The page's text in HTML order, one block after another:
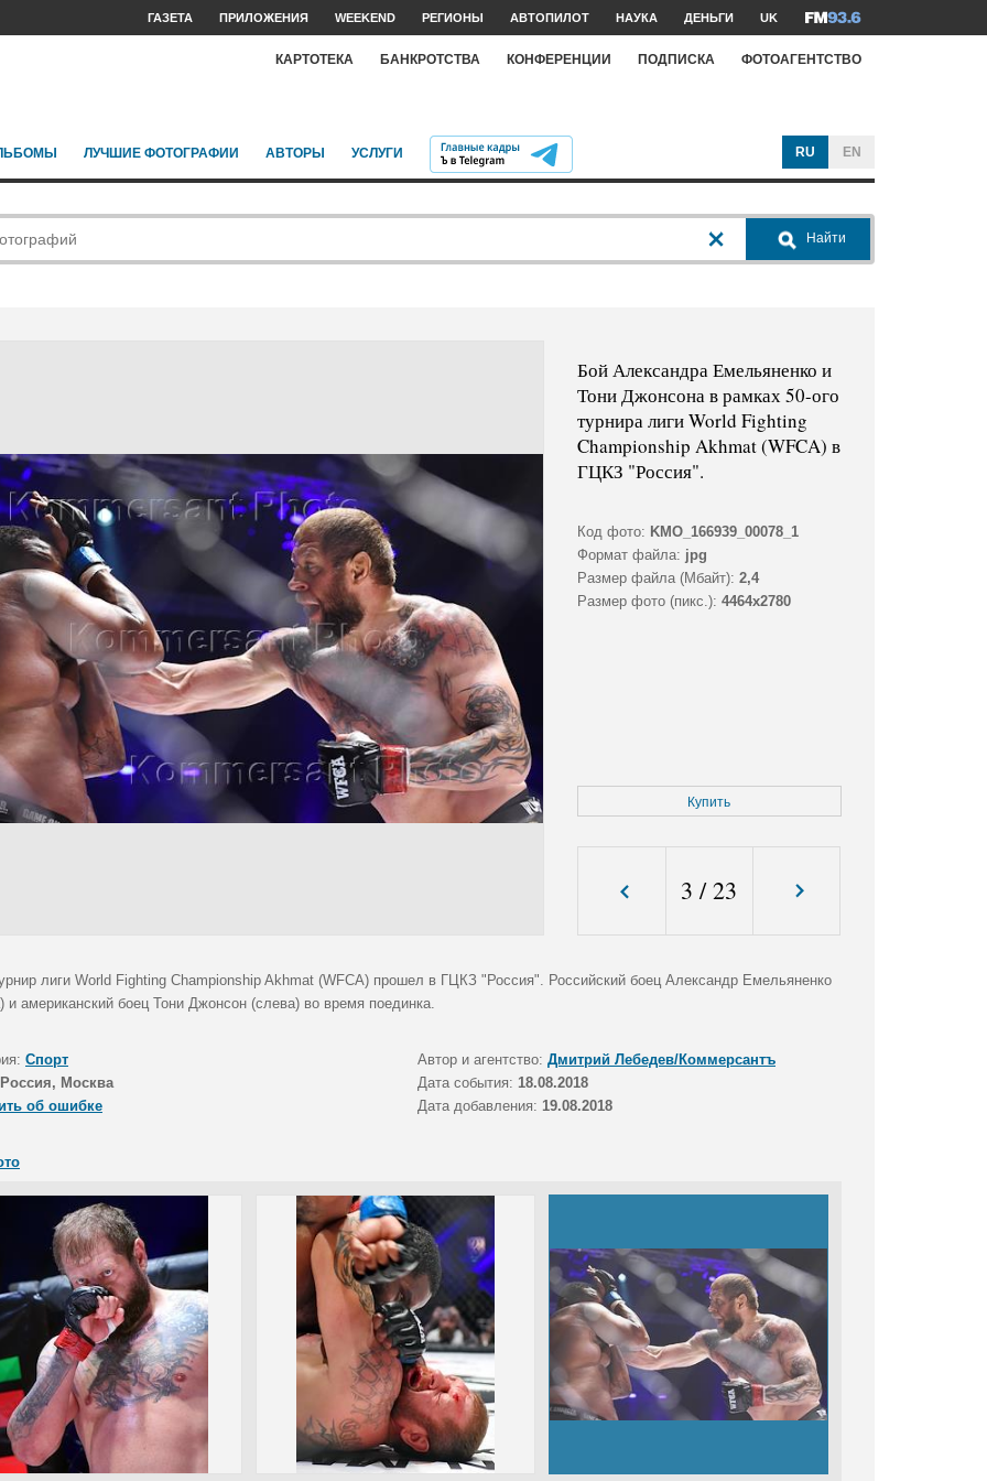
ГАЗЕТА ПРИЛОЖЕНИЯ WEEKEND РЕГИОНЫ АВТОПИЛОТ НАУКА ДЕНЬГИ UK
КАРТОТЕКА БАНКРОТСТВА КОНФЕРЕНЦИИ ПОДПИСКА ФОТОАГЕНТСТВО
ЛУЧШИЕ ФОТОГРАФИИ АВТОРЫ УСЛУГИ RU EN
Найти
Бой Александра Емельяненко и
Тони Джонсона в рамках 50-ого
турнира лиги World Fighting
Championship Akhmat (WFCA) в
ГЦКЗ "Россия".
Код фото: KMO_166939_00078_1
Формат файла: jpg
Размер файла (Мбайт): 2,4
Размер фото (пикс.): 4464x2780
Купить
3 /23
лиги World Fighting Championship Akhmat (WFCA) прошел в ГЦКЗ "Россия". Российский боец Александр Емельяненко
и американский боец Тони Джонсон (слева) во время поединка.
Спорт Автор и агентство: Дмитрий Лебедев/Коммерсантъ
Россия, Москва Дата события: 18.08.2018
об ошибке
Дата добавления: 19.08.2018